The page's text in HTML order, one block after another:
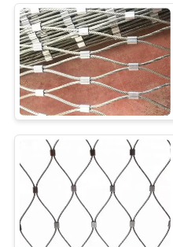
MAPA
DEL
SITIO
PRIVACY
POLICY